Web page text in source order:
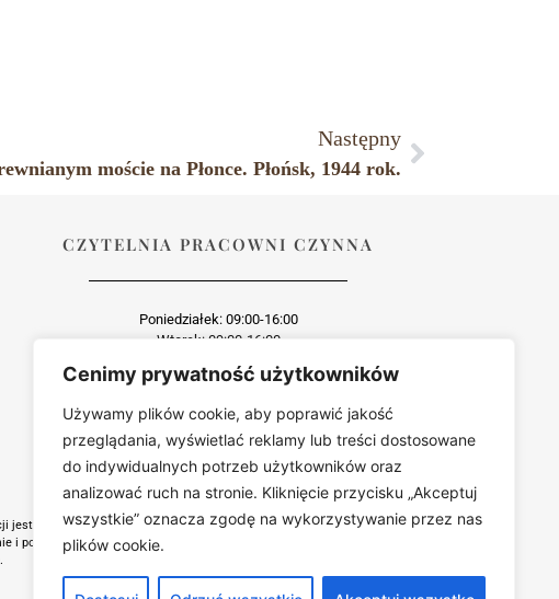
Cenimy prywatność użytkowników
Używamy plików cookie, aby poprawić jakość
przeglądania, wyświetlać reklamy lub treści dostosowane
do indywidualnych potrzeb użytkowników oraz
analizować ruch na stronie. Kliknięcie przycisku „Akceptuj
wszystkie” oznacza zgodę na wykorzystywanie przez nas
plików cookie.
Następny
moście na Płonce. Płońsk, 1944 rok.
CZYTELNIA PRACOWNI CZYNNA
Poniedziałek: 09:00-16:00
Wtorek: 09:00-16:00
Czwartek: 09:00-16:00
jest surowo zabroniona
postaci jest zabroniona bez uprzedniej zgody.